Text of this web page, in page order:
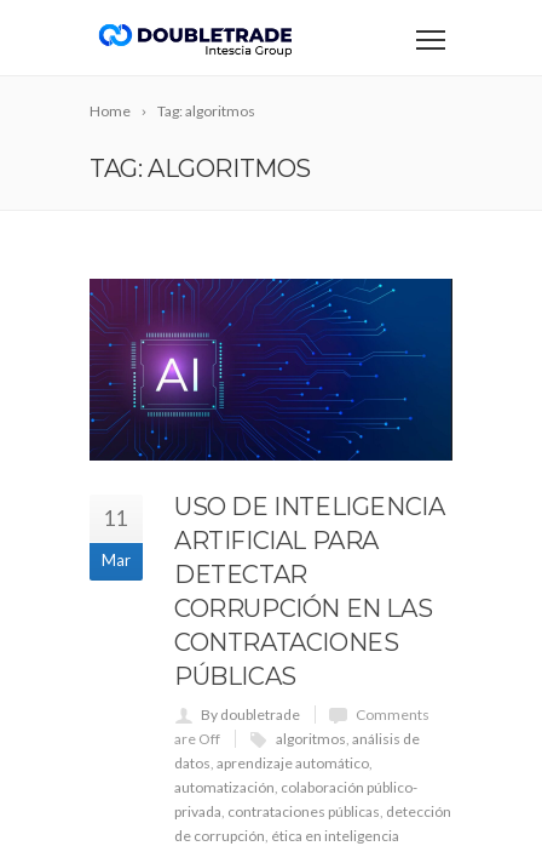
Home Tag: algoritmos
TAG: ALGORITMOS
11
Mar
USO DE INTELIGENCIA
ARTIFICIAL PARA
DETECTAR
CORRUPCIÓN EN LAS
CONTRATACIONES
PÚBLICAS
By doubletrade
Comments
are Off
algoritmos, análisis de
datos, aprendizaje automático,
automatización, colaboración público-
privada, contrataciones públicas, detección
de corrupción, ética en inteligencia